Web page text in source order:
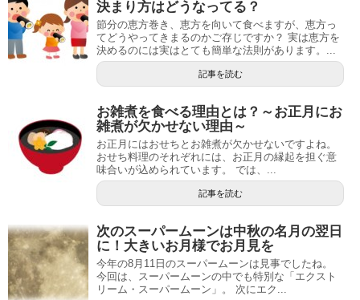
決まり方はどうなってる？
節分の恵方巻き、恵方を向いて食べますが、恵方っ
てどうやってきまるのかご存じですか？ 実は恵方を
決めるのには実はとても簡単な法則があります。...
記事を読む
お雑煮を食べる理由とは？～お正月にお
雑煮が欠かせない理由～
お正月にはおせちとお雑煮が欠かせないですよね。
おせち料理のそれぞれには、お正月の縁起を担ぐ意
味合いが込められています。 では、...
記事を読む
次のスーパームーンは中秋の名月の翌日
に！大きいお月様でお月見を
今年の8月11日のスーパームーンは見事でしたね。
今回は、スーパームーンの中でも特別な「エクスト
リーム・スーパームーン」。 次にエク...